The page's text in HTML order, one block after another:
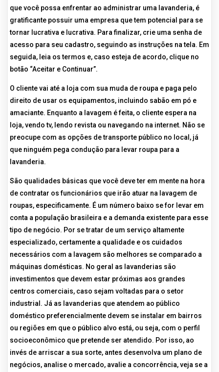
que você possa enfrentar ao administrar uma lavanderia, é
gratificante possuir uma empresa que tem potencial para se
tornar lucrativa e lucrativa. Para finalizar, crie uma senha de
acesso para seu cadastro, seguindo as instruções na tela. Em
seguida, leia os termos e, caso esteja de acordo, clique no
botão “Aceitar e Continuar”.
O cliente vai até a loja com sua muda de roupa e paga pelo
direito de usar os equipamentos, incluindo sabão em pó e
amaciante. Enquanto a lavagem é feita, o cliente espera na
loja, vendo tv, lendo revista ou navegando na internet. Não se
preocupe com as opções de transporte público no local, já
que ninguém pega condução para levar roupa para a
lavanderia.
São qualidades básicas que você deve ter em mente na hora
de contratar os funcionários que irão atuar na lavagem de
roupas, especificamente. É um número baixo se for levar em
conta a população brasileira e a demanda existente para esse
tipo de negócio. Por se tratar de um serviço altamente
especializado, certamente a qualidade e os cuidados
necessários com a lavagem são melhores se comparado a
máquinas domésticas. No geral as lavanderias são
investimentos que devem estar próximas aos grandes
centros comerciais, caso sejam voltadas para o setor
industrial. Já as lavanderias que atendem ao público
doméstico preferencialmente devem se instalar em bairros
ou regiões em que o público alvo está, ou seja, com o perfil
socioeconômico que pretende ser atendido. Por isso, ao
invés de arriscar a sua sorte, antes desenvolva um plano de
negócios, analise o mercado, avalie a concorrência, veja se a